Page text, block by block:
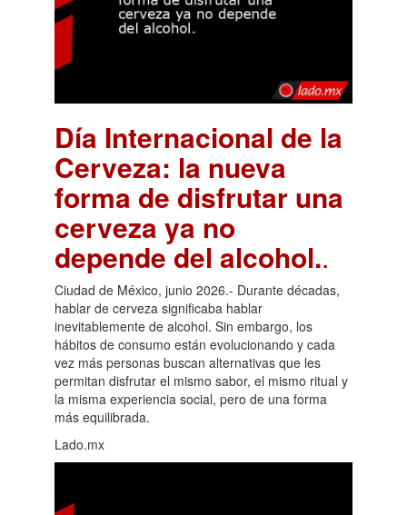
Día Internacional de la
Cerveza: la nueva
forma de disfrutar una
cerveza ya no
depende del alcohol..
Ciudad de México, junio 2026.- Durante décadas,
hablar de cerveza significaba hablar
inevitablemente de alcohol. Sin embargo, los
hábitos de consumo están evolucionando y cada
vez más personas buscan alternativas que les
permitan disfrutar el mismo sabor, el mismo ritual y
la misma experiencia social, pero de una forma
más equilibrada.
Lado.mx